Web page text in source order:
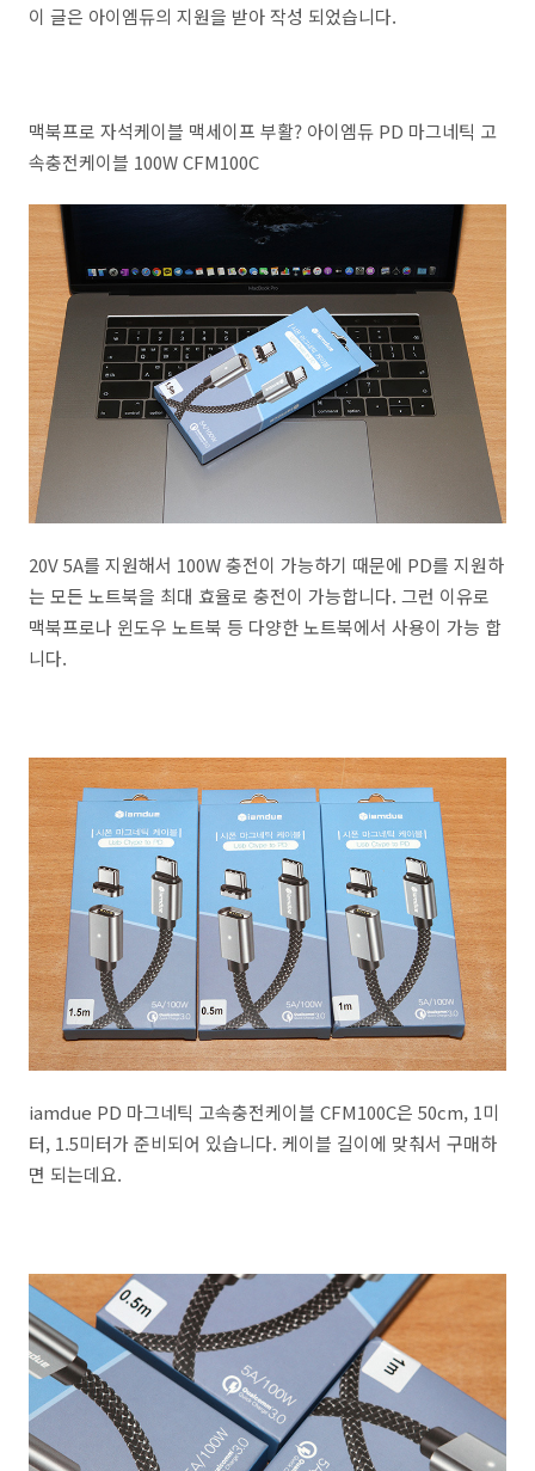
이 글은 아이엠듀의 지원을 받아 작성 되었습니다.
맥북프로 자석케이블 맥세이프 부활? 아이엠듀 PD 마그네틱 고
속충전케이블 100W CFM100C
20V 5A를 지원해서 100W 충전이 가능하기 때문에 PD를 지원하
는 모든 노트북을 최대 효율로 충전이 가능합니다. 그런 이유로
맥북프로나 윈도우 노트북 등 다양한 노트북에서 사용이 가능 합
니다.
iamdue PD 마그네틱 고속충전케이블 CFM100C은 50cm, 1미
터, 1.5미터가 준비되어 있습니다. 케이블 길이에 맞춰서 구매하
면 되는데요.